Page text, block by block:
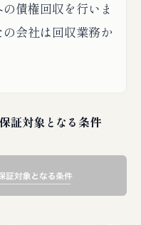
債権回収を行いま
会社は回収業務か
証対象となる条件